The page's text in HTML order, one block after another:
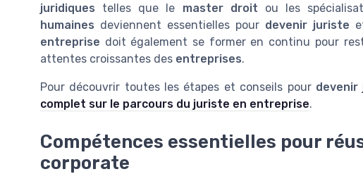
juridiques telles que le master droit ou les
humaines deviennent essentielles pour devenir juriste
entreprise doit également se former en continu pour
attentes croissantes des entreprises.
Pour découvrir toutes les étapes et conseils pour
complet sur le parcours du juriste en entreprise.
Compétences essentielles pour
corporate